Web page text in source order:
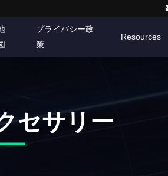
プライバシー政
策
Resources
セサリー